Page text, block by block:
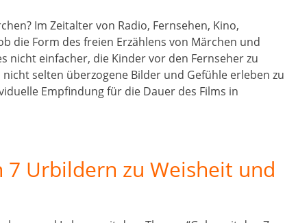
Im Zeitalter von Radio, Fernsehen, Kino,
die Form des freien Erzählens von Märchen und
nicht einfacher, die Kinder vor den Fernseher zu
selten überzogene Bilder und Gefühle erleben zu
Empfindung für die Dauer des Films in
Urbildern zu Weisheit und